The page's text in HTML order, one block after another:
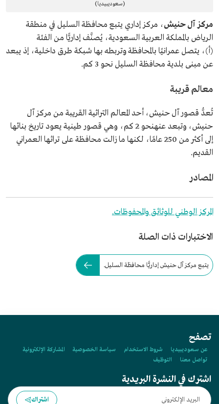
(سعوديبيديا)
مركز آل حنيش، مركز إداري يتبع محافظة السليل في منطقة
الرياض بالمملكة العربية السعودية، يُصنَّف إداريًّا من الفئة
(أ)، يتصل عمرانيًا بالمحافظة وتربطه بها شبكة طرق داخلية، إذ يبعد
عن مبنى بلدية محافظة السليل نحو 3 كم.
معالم قريبة
تُعدُّ قصور آل حنيش، أحد المعالم التراثية القريبة من مركز آل
حنيش، وتبعد عنهنحو 2 كم، وهي قصور طينية يعود تاريخ بنائها
إلى أكثر من 250 عامًا، لكنها ما زالت محافظة على تراثها العمراني
القديم.
المصادر
المركز الوطني للوثائق والمحفوظات.
الاختبارات ذات الصلة
يتبع مركز آل حنيش إداريًّا محافظة السليل.
تصفح
عن سعوديبيديا شروط الاستخدام سياسة الخصوصية
المشاركة الإلكترونية
تواصل معنا
التوظيف
اشترك في النشرة البريدية
اشتراك